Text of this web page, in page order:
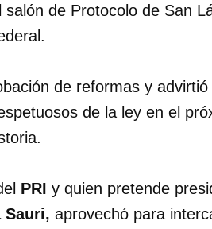
de Protocolo de San
de reformas y advirtió
de la ley en el
PRI y quien pretende
Sauri, aprovechó para